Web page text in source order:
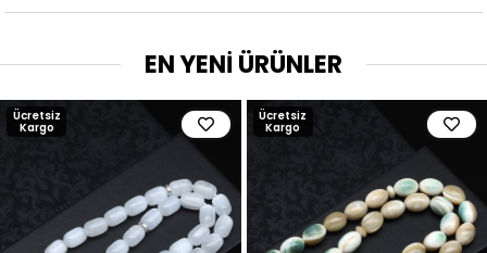
EN YENİ ÜRÜNLER
Ücretsiz
Kargo
Ücretsiz
Kargo